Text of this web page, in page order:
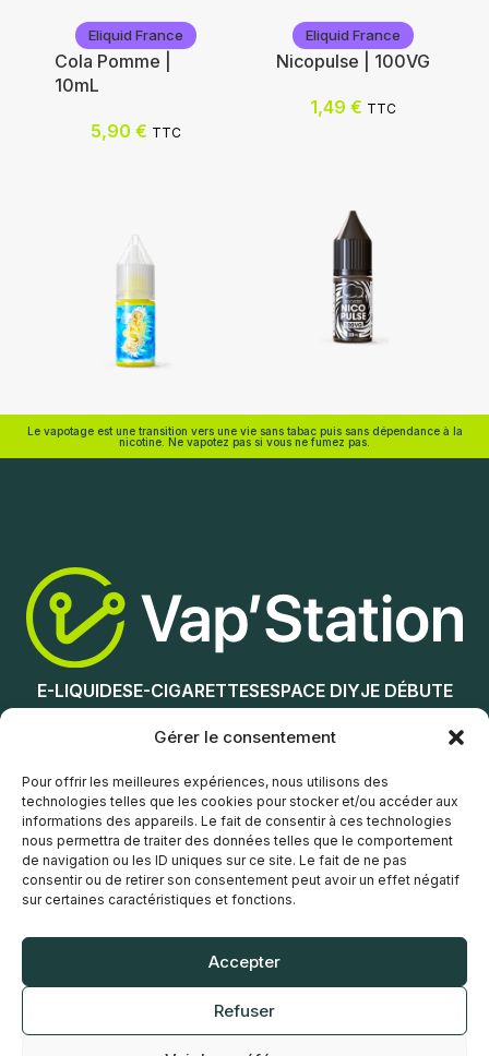
Gérer le consentement
Pour offrir les meilleures expériences, nous utilisons des
technologies telles que les cookies pour stocker et/ou accéder aux
informations des appareils. Le fait de consentir à ces technologies
nous permettra de traiter des données telles que le comportement
de navigation ou les ID uniques sur ce site. Le fait de ne pas
consentir ou de retirer son consentement peut avoir un effet négatif
sur certaines caractéristiques et fonctions.
Accepter
Refuser
Choix des options
Nicotine (mg/mL) :
Choix des options
Eliquid France
Cola Pomme |
10mL
5,90 € TTC
0
3
6
12
Eliquid France
Nicopulse | 100VG
1,49 € TTC
Le vapotage est une transition vers une vie sans tabac puis sans dépendance à la
nicotine. Ne vapotez pas si vous ne fumez pas.
E-LIQUIDESE-CIGARETTESESPACE DIYJE DÉBUTE
NOS MAGASINS
Service client
POLITIQUE DE CONFIDENTIALITÉ
CONDITIONS GÉNÉRALES DE VENTE